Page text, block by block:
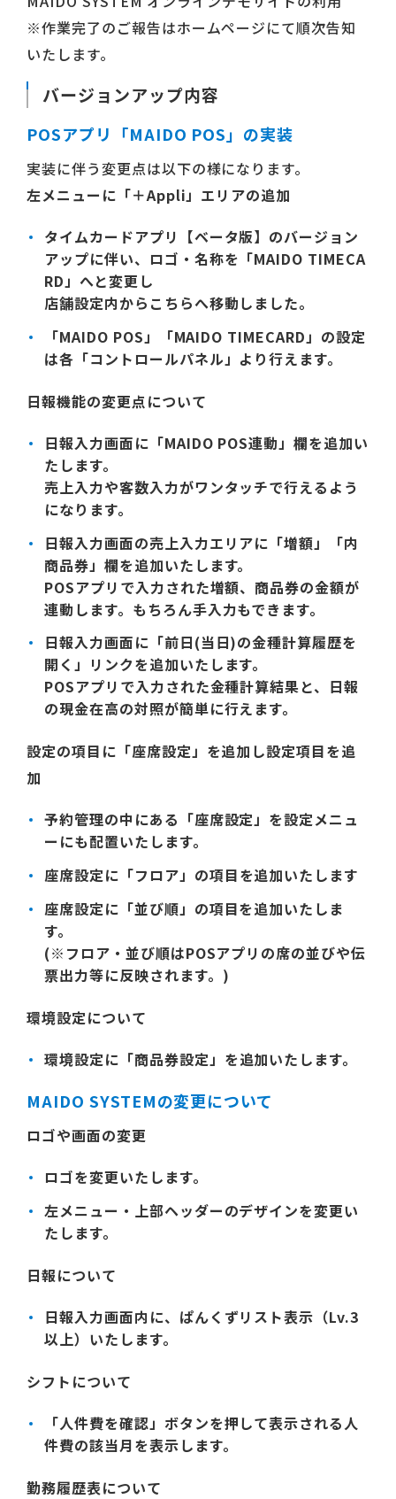
※作業完了のご報告はホームページにて順次告知
いたします。
バージョンアップ内容
POSアプリ「MAIDO POS」の実装
実装に伴う変更点は以下の様になります。
左メニューに「＋Appli」エリアの追加
タイムカードアプリ【ベータ版】のバージョン
アップに伴い、ロゴ・名称を 「MAIDO TIMECA
RD」 へと変更し
店舗設定内からこちらへ移動しました。
「MAIDO POS」「MAIDO TIMECARD」 の設定
は各「コントロールパネル」より行えます。
日報機能の変更点について
日報入力画面に 「MAIDO POS連動」欄を追加い
たします。
売上入力や客数入力がワンタッチで行えるよう
になります。
日報入力画面の売上入力エリアに 「増額」「内
商品券」 欄を追加いたします。
POSアプリで入力された増額、商品券の金額が
連動します。もちろん手入力もできます。
日報入力画面に「前日(当日)の金種計算履歴を
開く 」リンクを追加いたします。
POSアプリで入力された金種計算結果と、日報
の現金在高の対照が簡単に行えます。
設定の項目に 「座席設定」 を追加し設定項目を追
加
予約管理の中にある 「座席設定」 を設定メニュ
ーにも配置いたします。
座席設定に 「フロア」 の項目を追加いたします
座席設定に 「並び順」の項目を追加いたしま
す。
(※フロア・並び順はPOSアプリの席の並びや伝
票出力等に反映されます。)
環境設定について
環境設定に 「商品券設定」 を追加いたします。
MAIDO SYSTEMの変更について
ロゴや画面の変更
ロゴを変更いたします。
左メニュー・上部ヘッダーのデザインを変更い
たします。
日報について
日報入力画面内に、ぱんくずリスト表示（Lv.3
以上）いたします。
シフトについて
「人件費を確認」ボタンを押して表示される人
件費の該当月を表示します。
勤務履歴表について